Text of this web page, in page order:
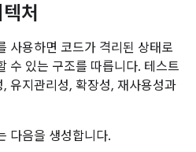
처
사용하면 코드가 격리된 상태로
수 있는 구조를 따릅니다. 테스트
유지관리성, 확장성, 재사용성과
다음을 생성합니다.